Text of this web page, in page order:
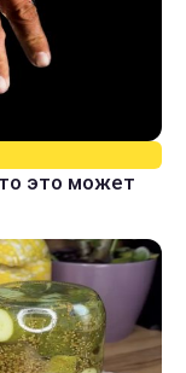
это может